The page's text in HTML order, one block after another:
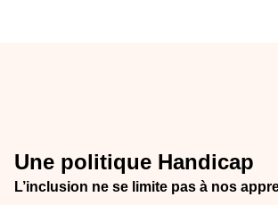
Une politique Handicap
L’inclusion ne se limite pas à nos